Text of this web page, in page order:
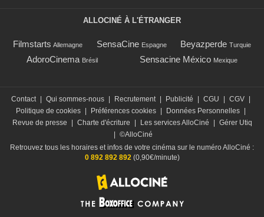
ALLOCINÉ À L'ÉTRANGER
Filmstarts Allemagne SensaCine Espagne Beyazperde Turquie
AdoroCinema Brésil Sensacine México Mexique
Contact | Qui sommes-nous | Recrutement | Publicité | CGU | CGV |
Politique de cookies | Préférences cookies | Données Personnelles |
Revue de presse
| Charte d'écriture | Les services AlloCiné | Gérer Utiq
| ©AlloCiné
Retrouvez tous les horaires et infos de votre cinéma sur le numéro AlloCiné :
0 892 892 892 (0,90€/minute)